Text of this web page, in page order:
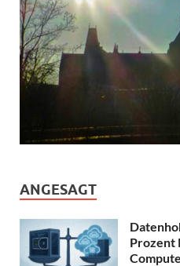
ANGESAGT
Prozent